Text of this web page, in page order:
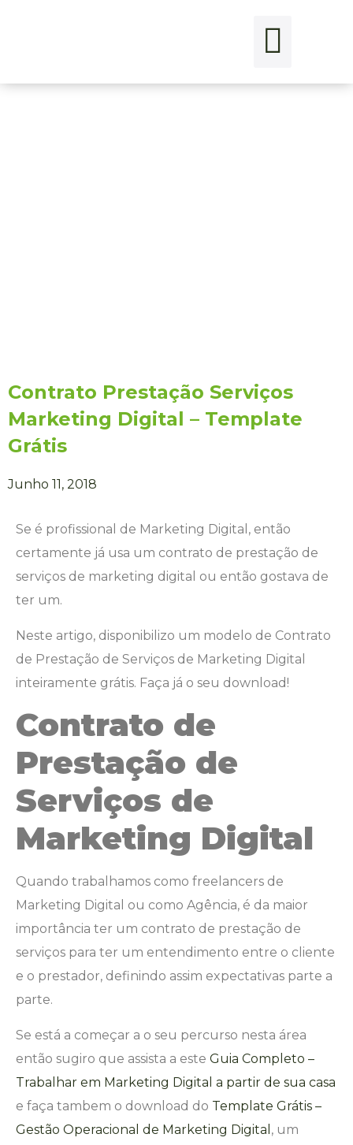
Contrato Prestação Serviços
Marketing Digital – Template
Grátis
Junho 11, 2018
Se é profissional de Marketing Digital, então
certamente já usa um contrato de prestação de
serviços de marketing digital ou então gostava de
ter um.
Neste artigo, disponibilizo um modelo de Contrato
de Prestação de Serviços de Marketing Digital
inteiramente grátis. Faça já o seu download!
Contrato de
Prestação de
Serviços de
Marketing Digital
Quando trabalhamos como freelancers de
Marketing Digital ou como Agência, é da maior
importância ter um contrato de prestação de
serviços para ter um entendimento entre o cliente
e o prestador, definindo assim expectativas parte a
parte.
Se está a começar a o seu percurso nesta área
então sugiro que assista a este Guia Completo –
Trabalhar em Marketing Digital a partir de sua casa
e faça tambem o download do Template Grátis –
Gestão Operacional de Marketing Digital , um